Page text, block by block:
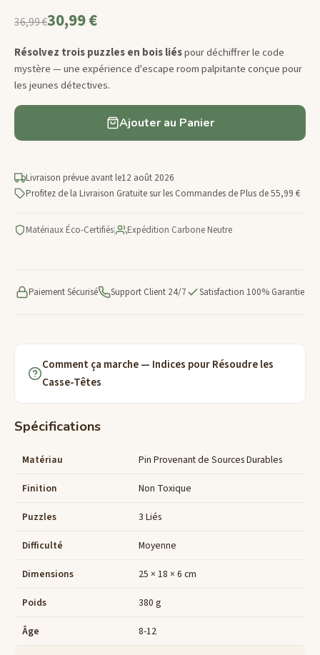
36,99 €30,99 €
Résolvez trois puzzles en bois liéspour déchiffrer le code
mystère — une expérience d'escape room palpitante conçue pour
les jeunes détectives.
Ajouter au Panier
Livraison prévue avant le12 août 2026
Profitez de la Livraison Gratuite sur les Commandes de Plus de 55,99 €
Matériaux Éco-Certifiés| Expédition Carbone Neutre
Paiement Sécurisé Support Client 24/7 Satisfaction 100% Garantie
Comment ça marche — Indices pour Résoudre les
Casse-Têtes
Spécifications
Matériau Pin Provenant de Sources Durables
Finition Non Toxique
Puzzles 3 Liés
Difficulté Moyenne
Dimensions 25 × 18 × 6 cm
Poids 380 g
Âge 8-12